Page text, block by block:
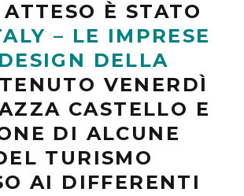
È STATO
– LE IMPRESE
DELLA
VENERDÌ
CASTELLO E
DI ALCUNE
TURISMO
AI DIFFERENTI